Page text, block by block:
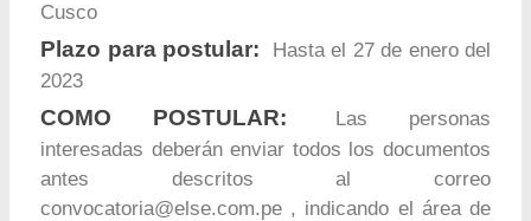
Cusco
Plazo para postular:
Hasta el 27 de enero del
2023
COMO POSTULAR:
Las personas
interesadas deberán enviar todos los documentos
antes descritos al correo
convocatoria@else.com.pe , indicando el área de